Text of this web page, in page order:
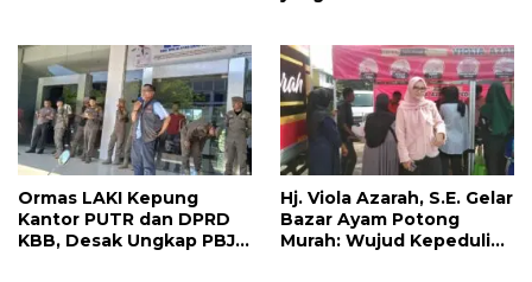
Sumut dan Aceh
Ormas LAKI Kepung
Kantor PUTR dan DPRD
KBB, Desak Ungkap PBJ
Hj. Viola Azarah, S.E. Gelar
Bazar Ayam Potong
Murah: Wujud Kepedulian